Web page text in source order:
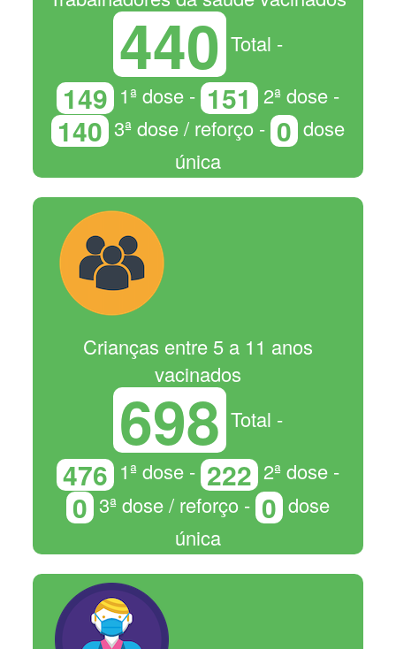
440 Total -
149 1ª dose - 151 2ª dose -
140 3ª dose / reforço - 0 dose
única
Crianças entre 5 a 11 anos
vacinados
698 Total -
476 1ª dose - 222 2ª dose -
0 3ª dose / reforço - 0 dose
única